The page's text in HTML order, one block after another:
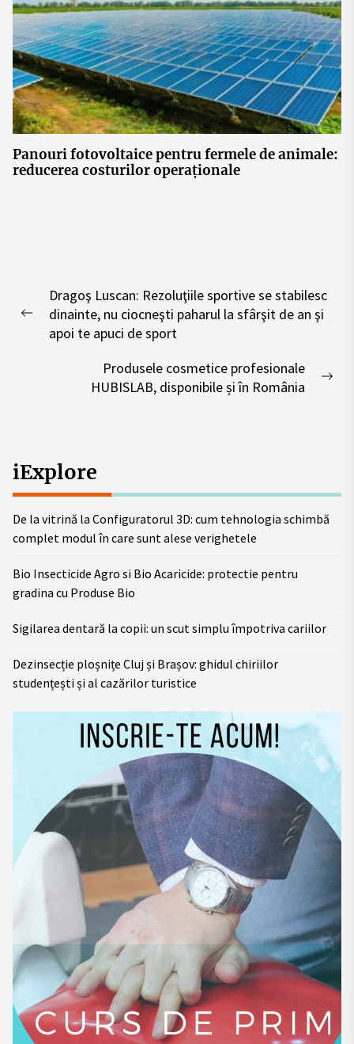
Panouri fotovoltaice pentru fermele de animale:
reducerea costurilor operaționale
navigation
Previous
Dragoş Luscan: Rezoluţiile sportive se stabilesc
dinainte, nu ciocneşti paharul la sfârşit de an şi
apoi te apuci de sport
Produsele cosmetice profesionale
HUBISLAB, disponibile și în România
iExplore
De la vitrină la Configuratorul 3D: cum tehnologia schimbă
complet modul în care sunt alese verighetele
Bio Insecticide Agro si Bio Acaricide: protectie pentru
gradina cu Produse Bio
Sigilarea dentară la copii: un scut simplu împotriva cariilor
Dezinsecție ploșnițe Cluj și Brașov: ghidul chiriilor
studențești și al cazărilor turistice